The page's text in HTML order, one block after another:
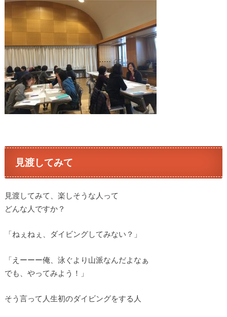
見渡してみて
見渡してみて、楽しそうな人って
どんな人ですか？
「ねぇねぇ、ダイビングしてみない？」
「えーーー俺、泳ぐより山派なんだよなぁ
でも、やってみよう！」
そう言って人生初のダイビングをする人